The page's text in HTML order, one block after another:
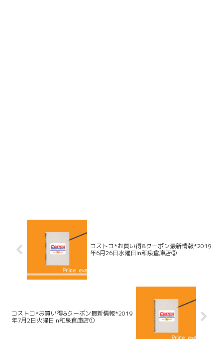
コストコ*お買い得&クーポン最新情報*2019
年6月26日水曜日in和泉倉庫店②
コストコ*お買い得&クーポン最新情報*2019
年7月2日火曜日in和泉倉庫店①